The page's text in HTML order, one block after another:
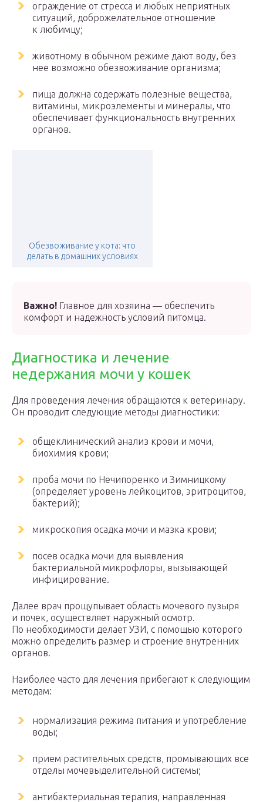
ограждение от стресса и любых неприятных
ситуаций, доброжелательное отношение
к любимцу;
животному в обычном режиме дают воду, без
нее возможно обезвоживание организма;
пища должна содержать полезные вещества,
витамины, микроэлементы и минералы, что
обеспечивает функциональность внутренних
органов.
Обезвоживание у кота: что
делать в домашних условиях
Важно! Главное для хозяина — обеспечить
комфорт и надежность условий питомца.
Диагностика и лечение
недержания мочи у кошек
Для проведения лечения обращаются к ветеринару.
Он проводит следующие методы диагностики:
общеклинический анализ крови и мочи,
биохимия крови;
проба мочи по Нечипоренко и Зимницкому
(определяет уровень лейкоцитов, эритроцитов,
бактерий);
микроскопия осадка мочи и мазка крови;
посев осадка мочи для выявления
бактериальной микрофлоры, вызывающей
инфицирование.
Далее врач прощупывает область мочевого пузыря
и почек, осуществляет наружный осмотр.
По необходимости делает УЗИ, с помощью которого
можно определить размер и строение внутренних
органов.
Наиболее часто для лечения прибегают к следующим
методам:
нормализация режима питания и употребление
воды;
прием растительных средств, промывающих все
отделы мочевыделительной системы;
антибактериальная терапия, направленная